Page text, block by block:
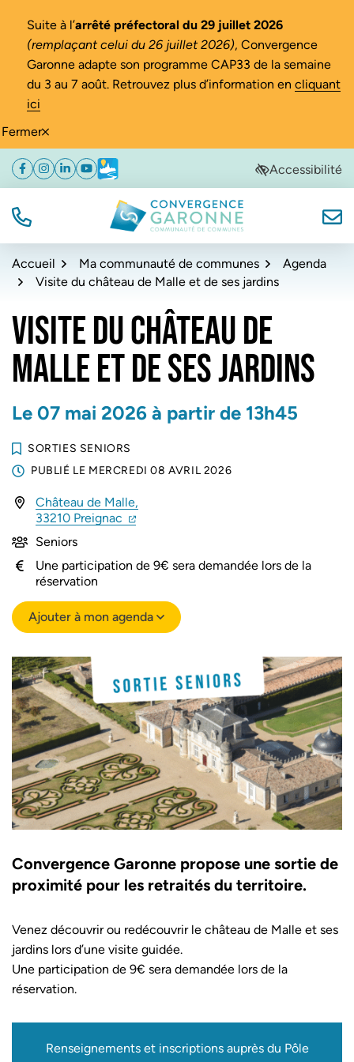
Fermer
Suite à l’arrêté préfectoral du 29 juillet 2026
(remplaçant celui du 26 juillet 2026), Convergence
Garonne adapte son programme CAP33 de la semaine
du 3 au 7 août. Retrouvez plus d’information en cliquant
ici
Aller
navigation
Aller
au
Aller
au
de
Facebook
(ouverture dans un nouvel onglet)
Instagram
(ouverture dans un nouvel onglet)
Linkedin
(ouverture dans un nouvel onglet)
YouTube
(ouverture dans un nouvel onglet)
Météo
(ouverture dans un nouvel onglet)Accessibilité
TÉL. Convergence Garonne
Accueil Ma communauté de communes
Agenda
Visite du château de Malle et de ses jardins
VISITE DU CHÂTEAU DE
MALLE ET DE SES JARDINS
Le 07 mai 2026 à partir de 13h45
SORTIES SENIORS
PUBLIÉ LE MERCREDI 08 AVRIL 2026
Château de Malle,
33210 Preignac (ouverture dans un nouvel onglet)
(ouverture dans un nouvel onglet)
Seniors
Une participation de 9€ sera demandée lors de la
réservation
Ajouter à mon agenda
Convergence Garonne propose une sortie de
proximité pour les retraités du territoire.
Venez découvrir ou redécouvrir le château de Malle et ses
jardins lors d’une visite guidée.
Une participation de 9€ sera demandée lors de la
réservation.
Renseignements et inscriptions auprès du Pôle